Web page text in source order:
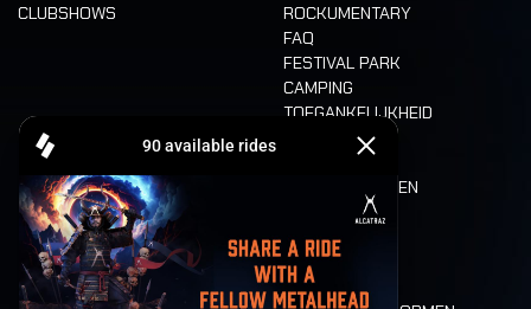
CLUBSHOWS
ROCKUMENTARY
FAQ
FESTIVAL PARK
CAMPING
TOEGANKELIJKHEID
CASHLESS
ETEN EN DRINKEN
MOBILITEIT
LONE WOLVES
PLATTEGROND
DEATH RIDE